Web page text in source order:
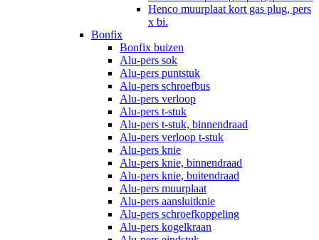
Henco muurplaat kort gas plug, pers
x bi.
Bonfix
Bonfix buizen
Alu-pers sok
Alu-pers puntstuk
Alu-pers schroefbus
Alu-pers verloop
Alu-pers t-stuk
Alu-pers t-stuk, binnendraad
Alu-pers verloop t-stuk
Alu-pers knie
Alu-pers knie, binnendraad
Alu-pers knie, buitendraad
Alu-pers muurplaat
Alu-pers aansluitknie
Alu-pers schroefkoppeling
Alu-pers kogelkraan